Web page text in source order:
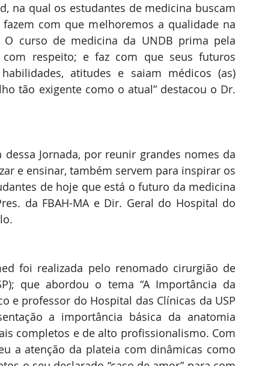
na qual os estudantes de medicina buscam
com que melhoremos a qualidade na
curso de medicina da UNDB prima pela
respeito; e faz com que seus futuros
atitudes e saiam médicos (as)
tão exigente como o atual” destacou o Dr.
Jornada, por reunir grandes nomes da
e ensinar, também servem para inspirar os
de hoje que está o futuro da medicina
da FBAH-MA e Dir. Geral do Hospital do
foi realizada pelo renomado cirurgião de
que abordou o tema “A Importância da
e professor do Hospital das Clínicas da USP
a importância básica da anatomia
completos e de alto profissionalismo. Com
a atenção da plateia com dinâmicas como